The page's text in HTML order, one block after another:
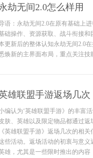
劫无间2.0怎么样用
语：永劫无间2.0在原有基础上
础操作、资源获取、战斗衔接
更新后的整体认知永劫无间2.0
焕新的主界面布局，重点关注技
雄联盟手游返场几
编认为‘英雄联盟手游》的丰富
肤、英雄以及限定物品都通过
《英雄联盟手游》返场几次的相
些活动。返场活动的初衷与意
雄，尤其是一些限时推出的内容